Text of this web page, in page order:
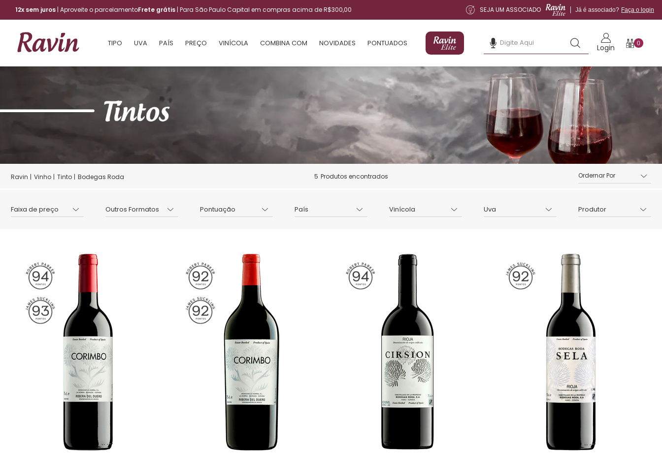
12x sem juros | Aproveite o parcelamentoFrete grátis | Para São Paulo Capital em compras acima de R$300,00 SEJA UM ASSOCIADO Já é associado? Faça o login
TIPO UVA PAÍS PREÇO VINÍCOLA COMBINA COM NOVIDADES PONTUADOS Login 0
Vinho Tinto Bodegas Roda 5 Produtos encontrados
Faixa de preço Outros Formatos Pontuação País Vinícola Uva Produtor